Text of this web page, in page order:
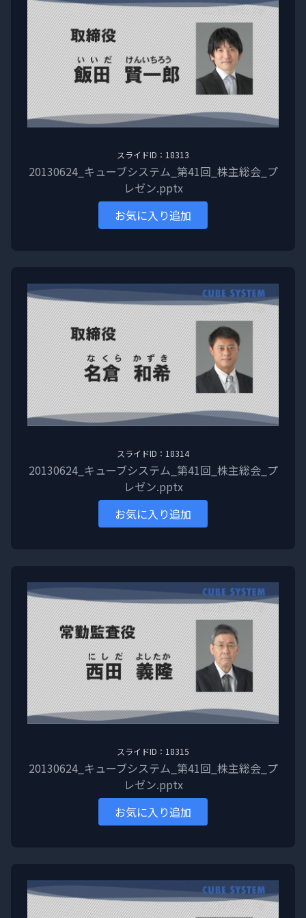
スライドID：18313
20130624_キューブシステム_第41回_株主総会_プ
レゼン.pptx
お気に入り追加
スライドID：18314
20130624_キューブシステム_第41回_株主総会_プ
レゼン.pptx
お気に入り追加
スライドID：18315
20130624_キューブシステム_第41回_株主総会_プ
レゼン.pptx
お気に入り追加